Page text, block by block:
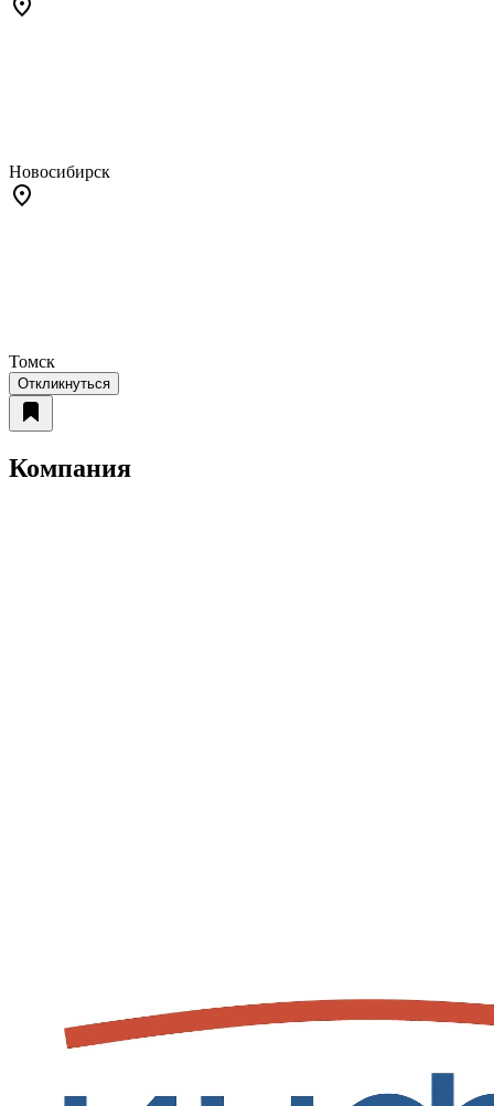
Новосибирск
Томск
Откликнуться
Компания